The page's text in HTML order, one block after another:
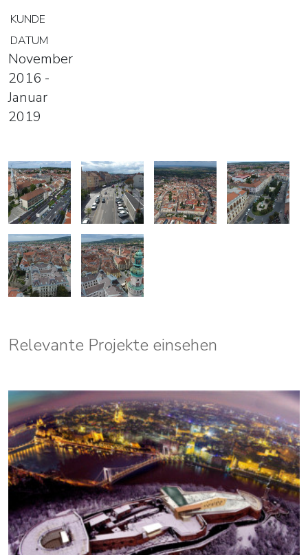
KUNDE
DATUM
November
2016 -
Januar
2019
Relevante Projekte einsehen